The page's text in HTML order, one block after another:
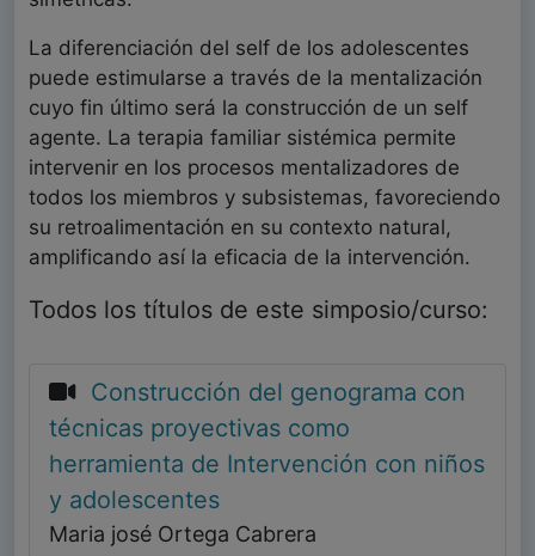
La diferenciación del self de los adolescentes
puede estimularse a través de la mentalización
cuyo fin último será la construcción de un self
agente. La terapia familiar sistémica permite
intervenir en los procesos mentalizadores de
todos los miembros y subsistemas, favoreciendo
su retroalimentación en su contexto natural,
amplificando así la eficacia de la intervención.
Todos los títulos de este simposio/curso:
Construcción del genograma con
técnicas proyectivas como
herramienta de Intervención con niños
y adolescentes
Maria josé Ortega Cabrera